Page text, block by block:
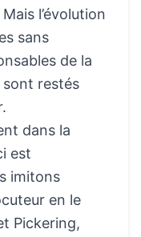
l’évolution
sans
de la
sont restés
dans la
est
imitons
en le
Pickering,